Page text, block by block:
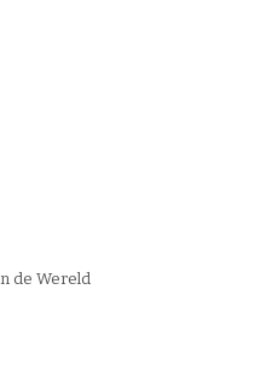
de Wereld